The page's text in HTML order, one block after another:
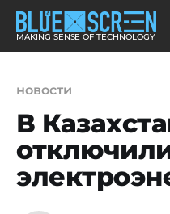
MAKING SENSE OF TECHNOLOGY
новости
В